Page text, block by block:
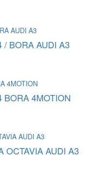
/ BORA AUDI A3
BORA 4MOTION
OCTAVIA AUDI A3